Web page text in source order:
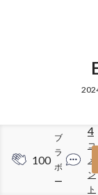
100
ブ
ラ
ボ
ー
4
コ
メ
ン
ト